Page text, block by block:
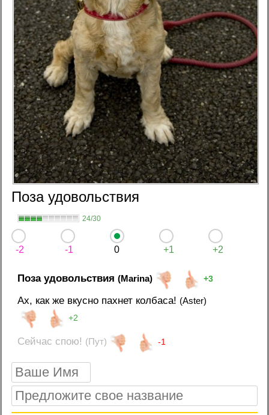
Поза удовольствия
24/30
-2 -1 0 +1 +2
Поза удовольствия(Marina) +3
Ах, как же вкусно пахнет колбаса! (Aster)
+2
Сейчас спою! (Пут) -1